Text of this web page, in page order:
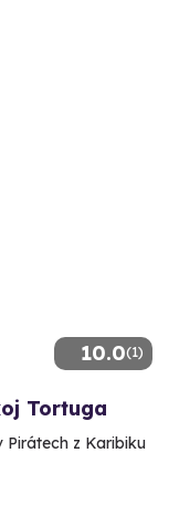
10.0(1)
Tortuga
z Karibiku